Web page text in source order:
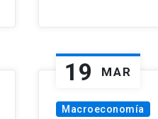
19 MAR
Macroeconomía